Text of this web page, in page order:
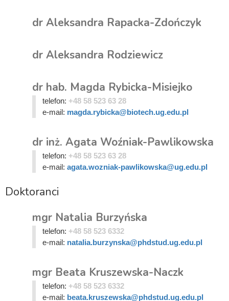
dr Aleksandra Rapacka-Zdończyk
dr Aleksandra Rodziewicz
dr hab. Magda Rybicka-Misiejko
telefon: +48 58 523 63 28
e-mail: magda.rybicka@biotech.ug.edu.pl
dr inż. Agata Woźniak-Pawlikowska
telefon: +48 58 523 63 28
e-mail: agata.wozniak-pawlikowska@ug.edu.pl
Doktoranci
mgr Natalia Burzyńska
telefon: +48 58 523 6332
e-mail: natalia.burzynska@phdstud.ug.edu.pl
mgr Beata Kruszewska-Naczk
telefon: +48 58 523 6332
e-mail: beata.kruszewska@phdstud.ug.edu.pl